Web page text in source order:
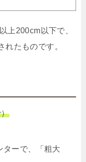
上200cm以下で、
たものです。
ターで、「粗大